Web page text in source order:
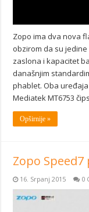
Zopo ima dva nova
obzirom da su
zaslona i kapacitet
današnjim
phablet. Oba
Mediatek MT6753
Opširnije »
Zopo
16. Srpanj 2015 0